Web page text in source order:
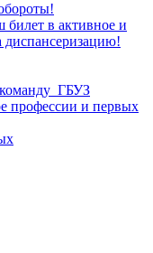
билет в активное и
диспансеризацию!
ГБУЗ
профессии и первых